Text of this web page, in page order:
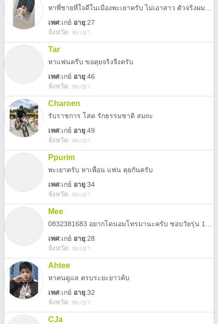
เพศ:เกย์ อายุ:27
จังหวัด: พะเยา
Tar
หาแฟนครีบ ขอคุยจริงจีงครับ
เพศ:เกย์ อายุ:46
จังหวัด: พะเยา
Charoen
รับราชการ โสด รักธรรมชาติ สมถะ
เพศ:เกย์ อายุ:49
จังหวัด: พะเยา
Ppurim
พะเยาครับ หาเพื่อน แฟน คุยกันครับ
เพศ:เกย์ อายุ:34
จังหวัด: พะเยา
Mee
เพศ:เกย์ อายุ:28
จังหวัด: พะเยา
Ahtee
หาคนดูแล ครบระยะยาวค้บ
เพศ:เกย์ อายุ:32
จังหวัด: พะเยา
CJa